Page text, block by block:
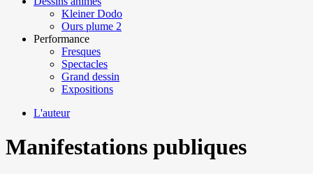
Kleiner Dodo
Ours plume 2
Performance
Fresques
Spectacles
Grand dessin
Expositions
L'auteur
Manifestations publiques